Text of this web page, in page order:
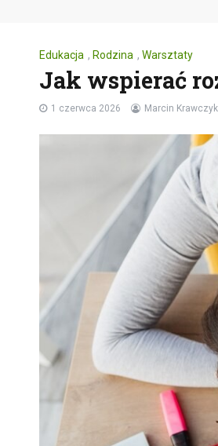
Edukacja , Rodzina , Warsztaty
Jak wspierać
1 czerwca 2026 Marcin Krawczyk